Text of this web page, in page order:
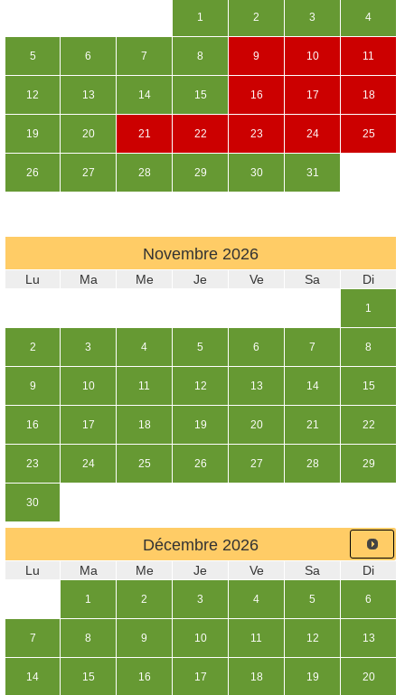
1 2 3 4
5 6 7 8 9 10 11
12 13 14 15 16 17 18
19 20 21 22 23 24 25
26 27 28 29 30 31
Novembre 2026
Lu Ma Me Je Ve Sa Di
1
2 3 4 5 6 7 8
9 10 11 12 13 14 15
16 17 18 19 20 21 22
23 24 25 26 27 28 29
30
Décembre 2026
Lu Ma Me Je Ve Sa Di
1 2 3 4 5 6
7 8 9 10 11 12 13
14 15 16 17 18 19 20